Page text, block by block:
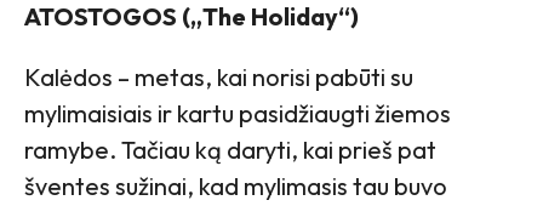
ATOSTOGOS („The Holiday“)
Kalėdos – metas, kai norisi pabūti su
mylimaisiais ir kartu pasidžiaugti žiemos
ramybe. Tačiau ką daryti, kai prieš pat
šventes sužinai, kad mylimasis tau buvo